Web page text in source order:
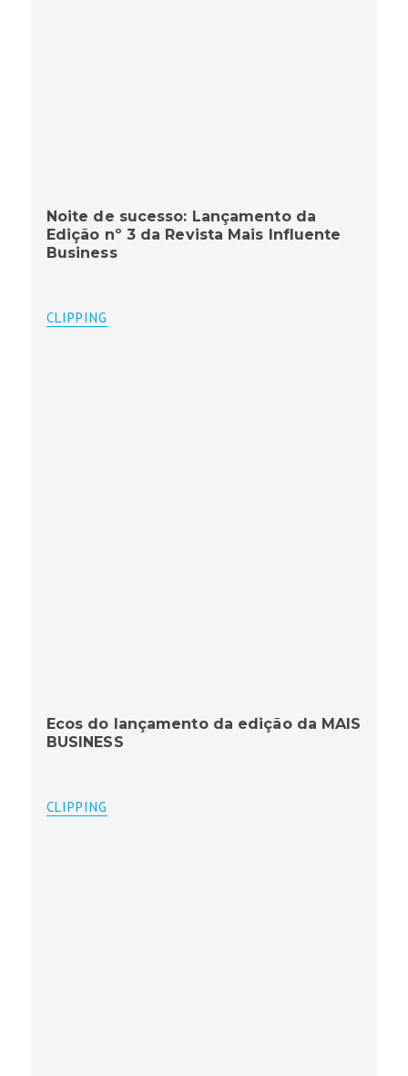
Noite de sucesso: Lançamento da
Edição nº 3 da Revista Mais Influente
Business
CLIPPING
Ecos do lançamento da edição da MAIS
BUSINESS
CLIPPING